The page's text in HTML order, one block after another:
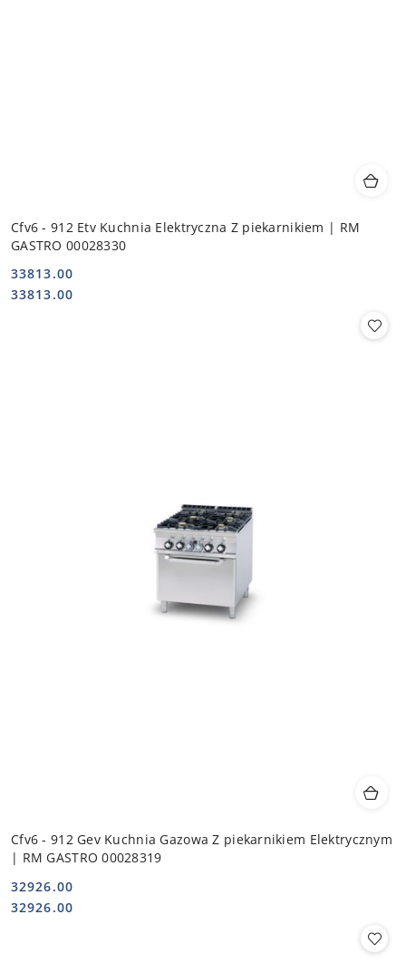
Cfv6 - 912 Etv Kuchnia Elektryczna Z piekarnikiem | RM
GASTRO 00028330
Cena:
33813.00
Cena:
33813.00
Cfv6 - 912 Gev Kuchnia Gazowa Z piekarnikiem Elektrycznym
| RM GASTRO 00028319
Cena:
32926.00
Cena:
32926.00